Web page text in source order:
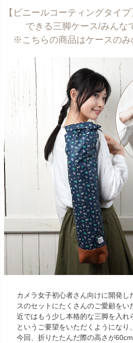
【ビニールコーティングタイ
できる三脚ケース/みんな
※こちらの商品はケースのみ
カメラ女子初心者さん向けに開発し
スのセットにたくさんのご愛顧をい
近ではもう少し本格的な三脚を入れ
というご要望をいただくようになり
今回、折りたたんだ際の高さが